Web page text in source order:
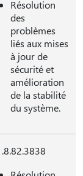
Résolution
des
problèmes
liés aux mises
à jour de
sécurité et
amélioration
de la stabilité
du système.